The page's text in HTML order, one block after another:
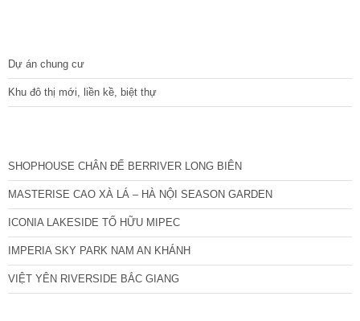
Dự án chung cư
Khu đô thị mới, liền kề, biệt thự
SHOPHOUSE CHÂN ĐẾ BERRIVER LONG BIÊN
MASTERISE CAO XÀ LÁ – HÀ NỘI SEASON GARDEN
ICONIA LAKESIDE TỐ HỮU MIPEC
IMPERIA SKY PARK NAM AN KHÁNH
VIỆT YÊN RIVERSIDE BẮC GIANG